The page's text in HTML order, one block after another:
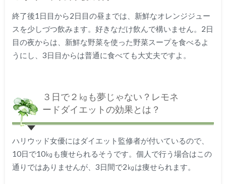
終了後1 日目から2日目の昼までは、新鮮なオレンジジュー
スを少しづつ飲みます。好きなだけ飲んで構いません。 2日
目の夜からは、新鮮な野菜を使った野菜スープを食べるよ
うにし、 3日目からは普通に食べても大丈夫ですよ。
３日で２㎏も夢じゃない？レモネ
ードダイエットの効果とは？
ハリウッド女優にはダイエット監修者が付いているので、
10日で10㎏も痩せられるそうです。個人で行う場合はこの
通りではありませんが、 3日間で2㎏は痩せられます。